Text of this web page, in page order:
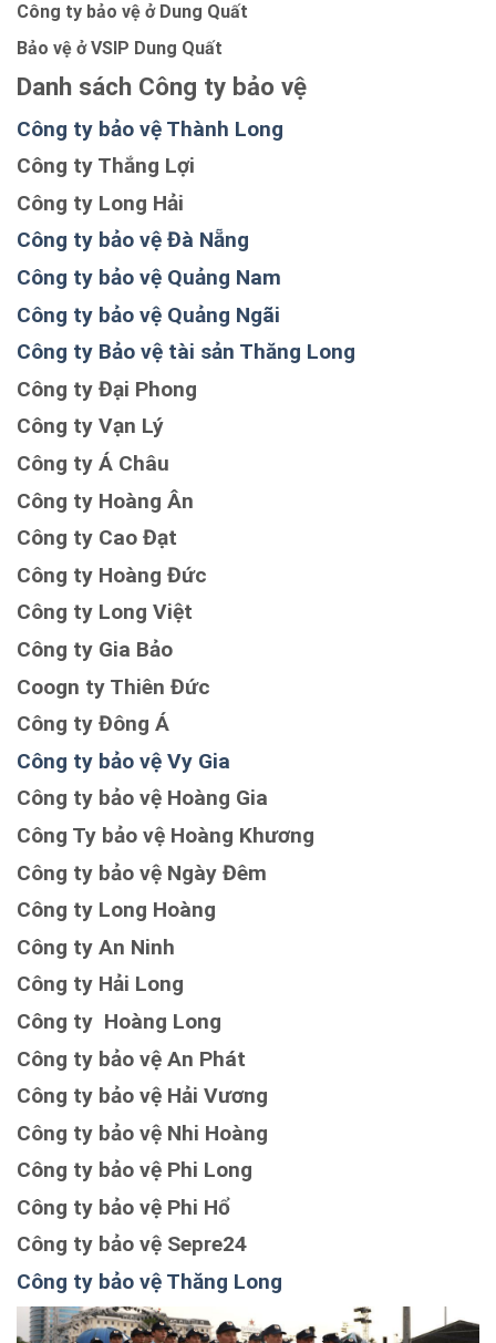
Công ty bảo vệ ở Dung Quất
Bảo vệ ở VSIP Dung Quất
Danh sách Công ty bảo vệ
Công ty bảo vệ Thành Long
Công ty Thắng Lợi
Công ty Long Hải
Công ty bảo vệ Đà Nẵng
Công ty bảo vệ Quảng Nam
Công ty bảo vệ Quảng Ngãi
Công ty Bảo vệ tài sản Thăng Long
Công ty Đại Phong
Công ty Vạn Lý
Công ty Á Châu
Công ty Hoàng Ân
Công ty Cao Đạt
Công ty Hoàng Đức
Công ty Long Việt
Công ty Gia Bảo
Coogn ty Thiên Đức
Công ty Đông Á
Công ty bảo vệ Vy Gia
Công ty bảo vệ Hoàng Gia
Công Ty bảo vệ Hoàng Khương
Công ty bảo vệ Ngày Đêm
Công ty Long Hoàng
Công ty An Ninh
Công ty Hải Long
Công ty Hoàng Long
Công ty bảo vệ An Phát
Công ty bảo vệ Hải Vương
Công ty bảo vệ Nhi Hoàng
Công ty bảo vệ Phi Long
Công ty bảo vệ Phi Hổ
Công ty bảo vệ Sepre24
Công ty bảo vệ Thăng Long